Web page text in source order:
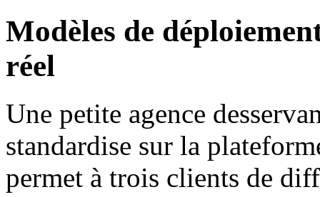
Modèles de
réel
Une petite agence
standardise sur la
permet à trois clients de